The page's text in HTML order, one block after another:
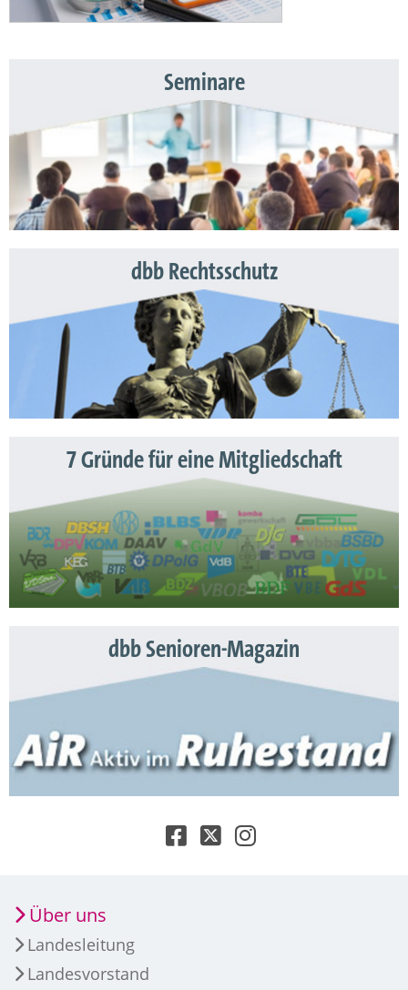
Seminare
dbb Rechtsschutz
7 Gründe für eine Mitgliedschaft
dbb Senioren-Magazin
Über uns
Landesleitung
Landesvorstand